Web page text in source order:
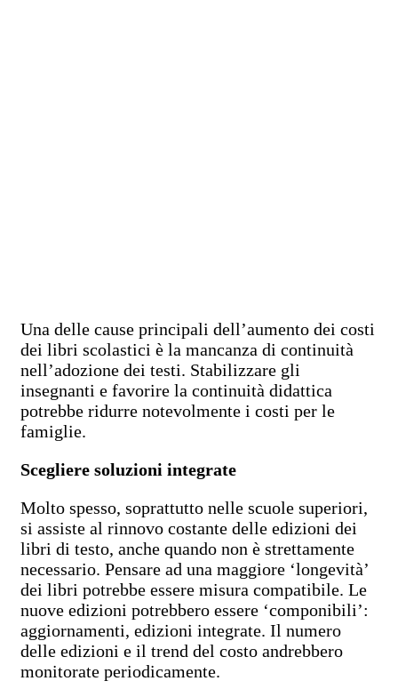
Una delle cause principali dell’aumento dei costi
dei libri scolastici è la mancanza di continuità
nell’adozione dei testi. Stabilizzare gli
insegnanti e favorire la continuità didattica
potrebbe ridurre notevolmente i costi per le
famiglie.
Scegliere soluzioni integrate
Molto spesso, soprattutto nelle scuole superiori,
si assiste al rinnovo costante delle edizioni dei
libri di testo, anche quando non è strettamente
necessario. Pensare ad una maggiore ‘longevità’
dei libri potrebbe essere misura compatibile. Le
nuove edizioni potrebbero essere ‘componibili’:
aggiornamenti, edizioni integrate. Il numero
delle edizioni e il trend del costo andrebbero
monitorate periodicamente.